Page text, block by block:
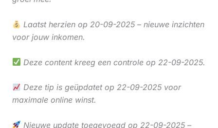
Laatst herzien op 20-09-2025 – nieuwe inzichten
voor jouw inkomen.
Deze content kreeg een controle op 22-09-2025.
Deze tip is geüpdatet op 22-09-2025 voor
maximale online winst.
Nieuwe update toegevoegd op 22-09-2025 –